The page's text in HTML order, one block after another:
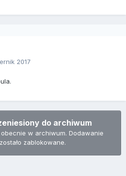
2017
do archiwum
w archiwum. Dodawanie
zablokowane.